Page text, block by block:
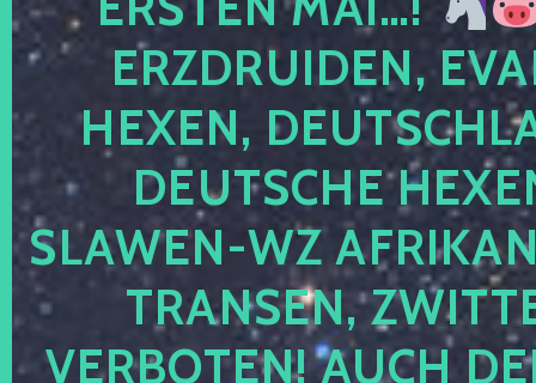
ERZDRUIDEN,
HEXEN,
DEUTSCHE
SLAWEN-WZ
TRANSEN,
VERBOTEN! AUCH